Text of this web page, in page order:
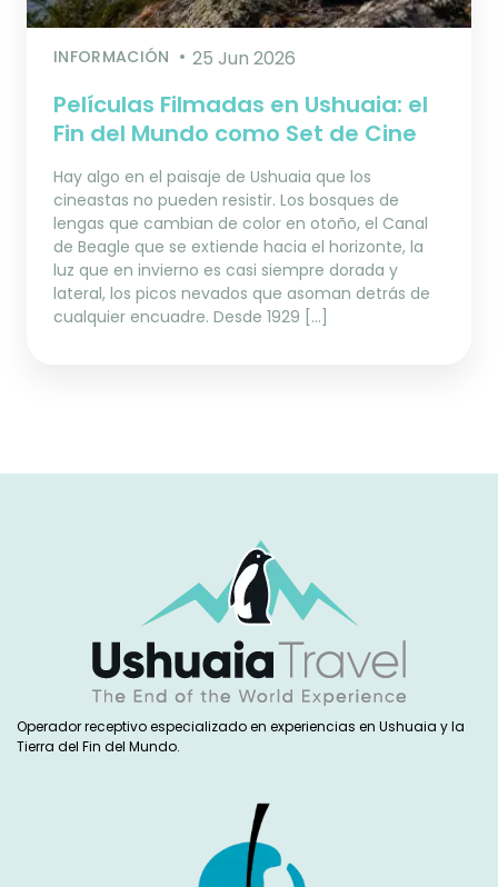
INFORMACIÓN 25 Jun 2026
Películas Filmadas en Ushuaia: el
Fin del Mundo como Set de Cine
Hay algo en el paisaje de Ushuaia que los
cineastas no pueden resistir. Los bosques de
lengas que cambian de color en otoño, el Canal
de Beagle que se extiende hacia el horizonte, la
luz que en invierno es casi siempre dorada y
lateral, los picos nevados que asoman detrás de
cualquier encuadre. Desde 1929 […]
Operador receptivo especializado en experiencias en Ushuaia y la
Tierra del Fin del Mundo.